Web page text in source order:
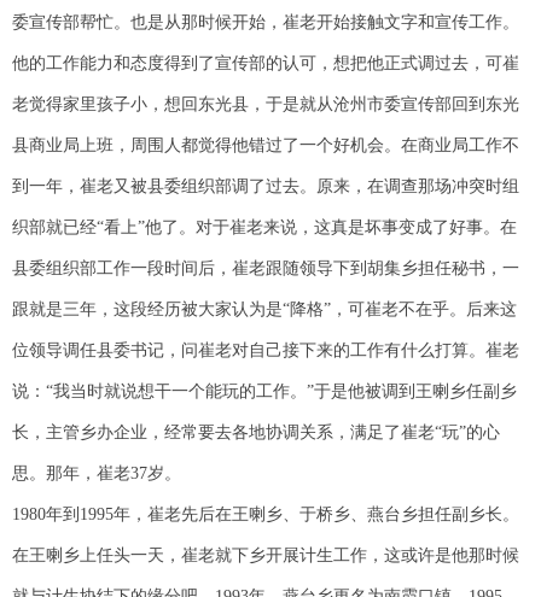
委宣传部帮忙。也是从那时候开始，崔老开始接触文字和宣传工作。
他的工作能力和态度得到了宣传部的认可，想把他正式调过去，可崔
老觉得家里孩子小，想回东光县，于是就从沧州市委宣传部回到东光
县商业局上班，周围人都觉得他错过了一个好机会。在商业局工作不
到一年，崔老又被县委组织部调了过去。原来，在调查那场冲突时组
织部就已经“看上”他了。对于崔老来说，这真是坏事变成了好事。在
县委组织部工作一段时间后，崔老跟随领导下到胡集乡担任秘书，一
跟就是三年，这段经历被大家认为是“降格”，可崔老不在乎。后来这
位领导调任县委书记，问崔老对自己接下来的工作有什么打算。崔老
说：“我当时就说想干一个能玩的工作。”于是他被调到王喇乡任副乡
长，主管乡办企业，经常要去各地协调关系，满足了崔老“玩”的心
思。那年，崔老37岁。
1980年到1995年，崔老先后在王喇乡、于桥乡、燕台乡担任副乡长。
在王喇乡上任头一天，崔老就下乡开展计生工作，这或许是他那时候